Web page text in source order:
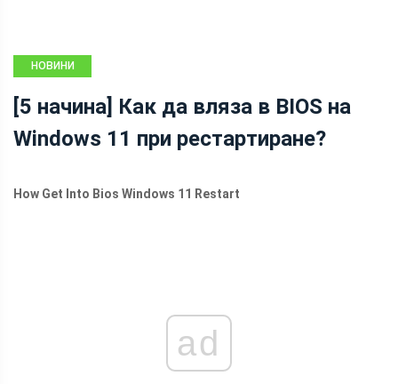
НОВИНИ
[5 начина] Как да вляза в BIOS на
Windows 11 при рестартиране?
How Get Into Bios Windows 11 Restart
ad